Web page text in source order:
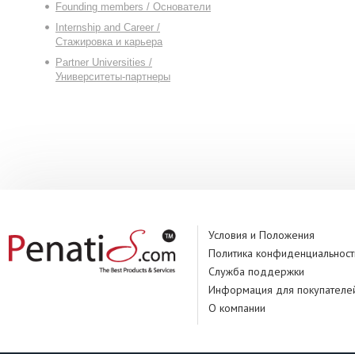
Founding members / Основатели
Internship and Career /
Стажировка и карьера
Partner Universities /
Университеты-партнеры
Условия и Положения
Политика
Служба поддержки
Информация для
О компании